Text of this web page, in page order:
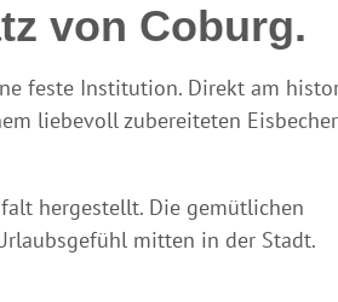
von Coburg.
feste Institution. Direkt am
liebevoll zubereiteten
hergestellt. Die gemütlichen
mitten in der Stadt.